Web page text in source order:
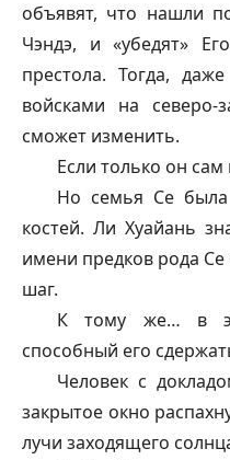
объявят, что нашли
Чэндэ, и «убедят»
престола. Тогда,
войсками на
сможет изменить.
Если только он
Но семья Се была
костей. Ли Хуайань
имени предков рода
шаг.
К тому же… в
способный его
Человек с
закрытое окно
лучи заходящего